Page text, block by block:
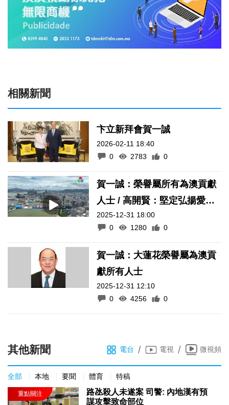
相關新聞
卞立新拜會賀一誠
2026-02-11 18:40
0
2783 0
賀一誠：榮譽屬所有為澳貢獻
人士 / 高開賢：堅定弘揚愛國
愛澳核心價值
2025-12-31 18:00
0
1280 0
賀一誠：大蓮花榮譽屬為澳貢
獻所有人士
2025-12-31 12:10
0
4256 0
其他新聞 電台 / 電視 / 微視頻
全部 本地 要聞 體育 特稿
路氹殺人未遂案 司警: 內地漢有預
謀攻擊致命部位